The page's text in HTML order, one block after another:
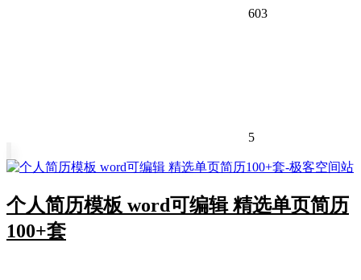
603
5
个人简历模板 word可编辑 精选单页简历
100+套